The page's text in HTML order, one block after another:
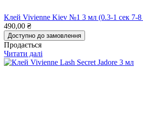
Клей Vivienne Kiev №1 3 мл (0.3-1 сек 7-8
490,00 ₴
Доступно до замовлення
Продається
Читати далі